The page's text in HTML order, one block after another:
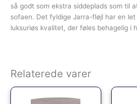
så godt som ekstra siddeplads som til
sofaen. Det fyldige Jarra-fløjl har en
luksuriøs kvalitet, der føles behagelig i
Relaterede varer